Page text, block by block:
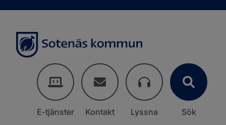
E-tjänster Kontakt Lyssna Sök